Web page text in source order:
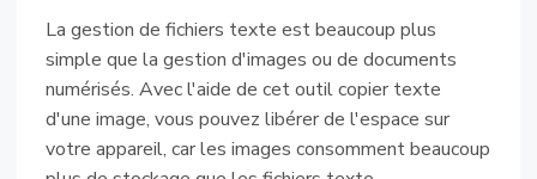
La gestion de fichiers texte est beaucoup plus
simple que la gestion d'images ou de documents
numérisés. Avec l'aide de cet outil copier texte
d'une image, vous pouvez libérer de l'espace sur
votre appareil, car les images consomment beaucoup